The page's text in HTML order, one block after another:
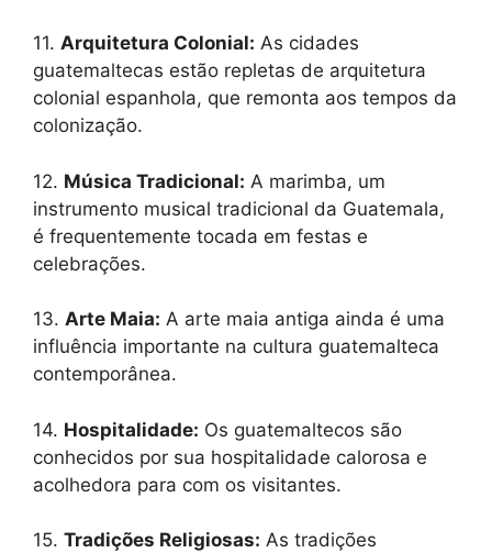
11. Arquitetura Colonial: As cidades
guatemaltecas estão repletas de arquitetura
colonial espanhola, que remonta aos tempos da
colonização.
12. Música Tradicional: A marimba, um
instrumento musical tradicional da Guatemala,
é frequentemente tocada em festas e
celebrações.
13. Arte Maia: A arte maia antiga ainda é uma
influência importante na cultura guatemalteca
contemporânea.
14. Hospitalidade: Os guatemaltecos são
conhecidos por sua hospitalidade calorosa e
acolhedora para com os visitantes.
15. Tradições Religiosas: As tradições